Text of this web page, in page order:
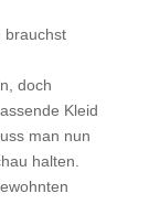
brauchst
doch
Kleid
man nun
halten.